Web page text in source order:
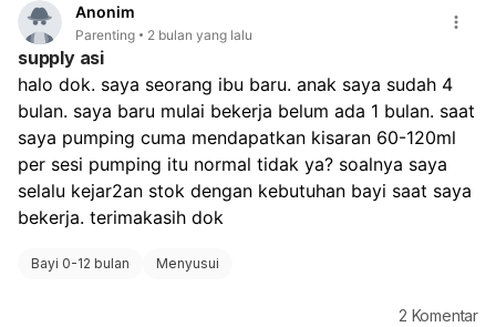
akurat, sulit untuk memastikan apakah ini demam atau
hanya peningkatan suhu tubuh biasa. Saran kami, segera
ukur suhu tubuh anak Anda dengan termometer yang
akurat (misalnya di ketiak atau rektum) saat ia terasa
panas. Jika suhu mencapai 38°C atau lebih, atau jika
anak menunjukkan tanda-tanda lain seperti lesu, rewel,
menolak minum, atau kesulitan bernapas, sangat penting
untuk segera membawa anak Anda ke dokter atau
fasilitas kesehatan terdekat untuk pemeriksaan lebih
lanjut. Dokter akan dapat menentukan penyebab pasti
anak Anda.
Anonim
Parenting 2 bulan yang lalu
supply asi
halo dok. saya seorang ibu baru. anak saya sudah 4
bulan. saya baru mulai bekerja belum ada 1 bulan. saat
saya pumping cuma mendapatkan kisaran 60-120ml
per sesi pumping itu normal tidak ya? soalnya saya
selalu kejar2an stok dengan kebutuhan bayi saat saya
bekerja. terimakasih dok
Bayi 0-12 bulan Menyusui
2 Komentar